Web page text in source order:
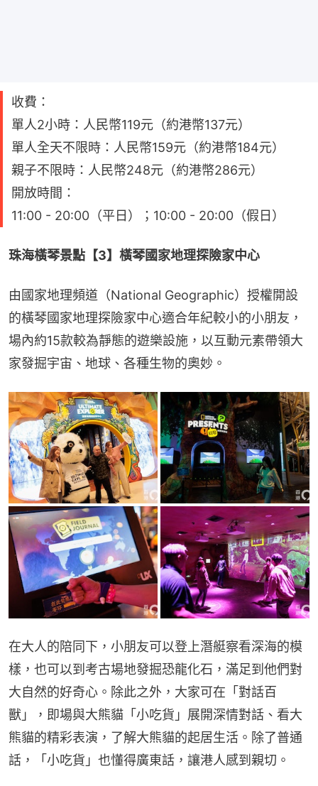
收費：
單人2小時：人民幣119元（約港幣137元）
單人全天不限時：人民幣159元（約港幣184元）
親子不限時：人民幣248元（約港幣286元）
開放時間：
11:00 - 20:00（平日）；10:00 - 20:00（假日）
珠海橫琴景點【3】橫琴國家地理探險家中心
由國家地理頻道（National Geographic）授權開設
的橫琴國家地理探險家中心適合年紀較小的小朋友，
場內約15款較為靜態的遊樂設施，以互動元素帶領大
家發掘宇宙、地球、各種生物的奧妙。
在大人的陪同下，小朋友可以登上潛艇察看深海的模
樣，也可以到考古場地發掘恐龍化石，滿足到他們對
大自然的好奇心。除此之外，大家可在「對話百
獸」，即場與大熊貓「小吃貨」展開深情對話、看大
熊貓的精彩表演，了解大熊貓的起居生活。除了普通
話，「小吃貨」也懂得廣東話，讓港人感到親切。